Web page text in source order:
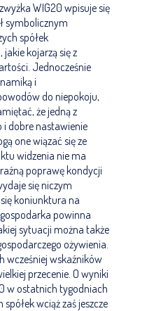
WIG20 wpisuje się
symbolicznym
spółek
kojarzą się z
Jednocześnie
i
do niepokoju,
że jedną z
i dobre nastawienie
one wiązać się ze
widzenia nie ma
poprawę kondycji
się niczym
koniunktura na
powinna
sytuacji można także
ożywienia.
wcześniej wskaźników
przecenie. O wyniki
w ostatnich tygodniach
wciąż zaś jeszcze